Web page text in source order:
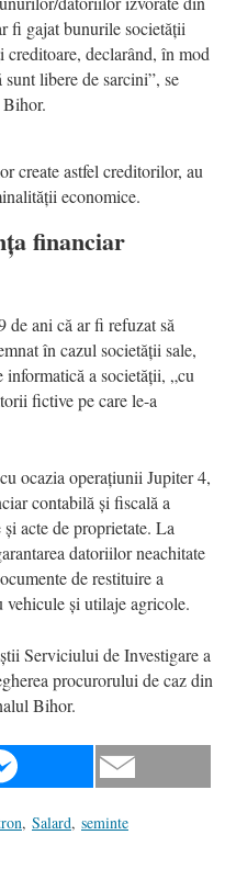
fi gajat bunurile societății
creditoare, declarând, în mod
libere de sarcini”, se
create astfel creditorilor, au
economice.
financiar
de ani că ar fi refuzat să
în cazul societății sale,
a societății, „cu
fictive pe care le-a
ocazia operațiunii Jupiter 4,
contabilă și fiscală a
acte de proprietate. La
datoriilor neachitate
de restituire a
vehicule și utilaje agricole.
Serviciului de Investigare a
procurorului de caz din
Bihor.
, Salard, seminte